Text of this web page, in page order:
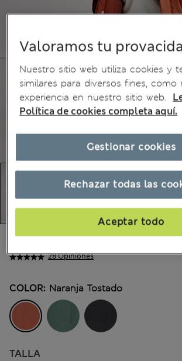
28 Opiniones
$77.99
COLOR: Naranja Tostado
TALLA
Valoramos tu
Nuestro sitio web utiliza cookies y
similares para diversos fines, como
experiencia en nuestro sitio web.
Política de cookies completa aquí.
Rechazar todas las
Aceptar todo
Gestionar cookies